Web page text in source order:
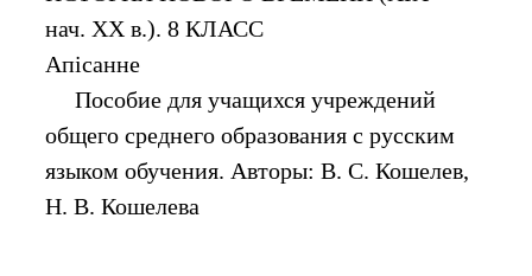
нач. XX в.). 8 КЛАСС
Апiсанне
Пособие для учащихся учреждений
общего среднего образования с русским
языком обучения. Авторы: В. С. Кошелев,
Н. В. Кошелева